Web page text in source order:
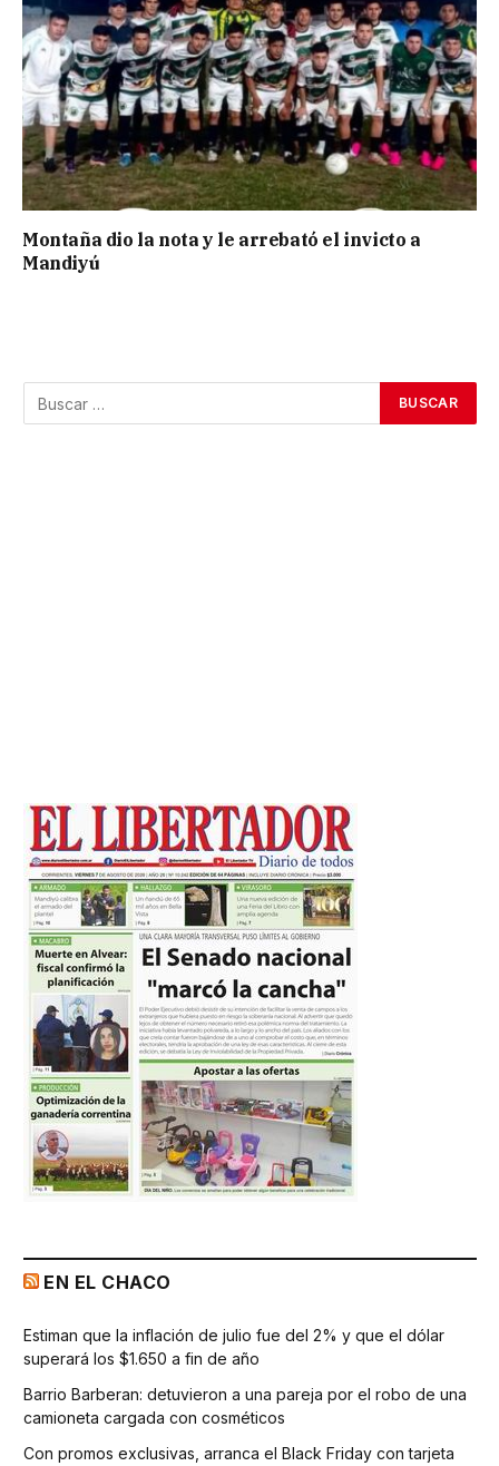
Montaña dio la nota y le arrebató el invicto a
Mandiyú
EN EL CHACO
Estiman que la inflación de julio fue del 2% y que el dólar
superará los $1.650 a fin de año
Barrio Barberan: detuvieron a una pareja por el robo de una
camioneta cargada con cosméticos
Con promos exclusivas, arranca el Black Friday con tarjeta